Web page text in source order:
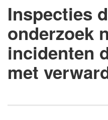
Inspecties
onderzoek
incidenten
met